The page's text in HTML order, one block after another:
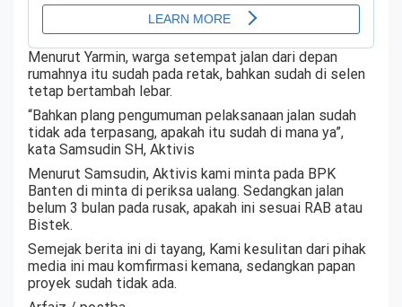
Menurut Yarmin, warga setempat jalan dari depan
rumahnya itu sudah pada retak, bahkan sudah di selen
tetap bertambah lebar.
“Bahkan plang pengumuman pelaksanaan jalan sudah
tidak ada terpasang, apakah itu sudah di mana ya”,
kata Samsudin SH, Aktivis
Menurut Samsudin, Aktivis kami minta pada BPK
Banten di minta di periksa ualang. Sedangkan jalan
belum 3 bulan pada rusak, apakah ini sesuai RAB atau
Bistek.
Semejak berita ini di tayang, Kami kesulitan dari pihak
media ini mau komfirmasi kemana, sedangkan papan
proyek sudah tidak ada.